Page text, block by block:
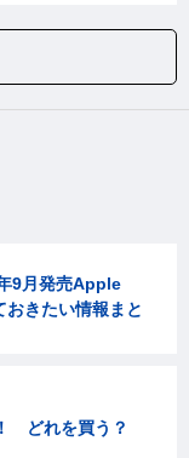
9月発売Apple
きたい情報まと
どれを買う？